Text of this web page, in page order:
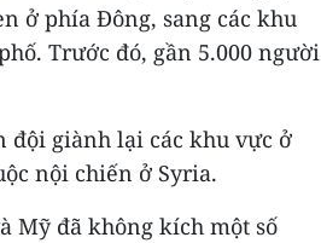
ở phía Đông, sang các khu
Trước đó, gần 5.000 người
đội giành lại các khu vực ở
nội chiến ở Syria.
Mỹ đã không kích một số